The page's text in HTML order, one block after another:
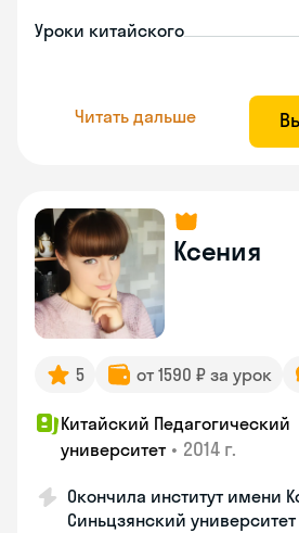
Уроки китайского
Читать дальше
Ксения
5 от 1590 ₽ за урок
Китайский Педагогический
университет • 2014 г.
Окончила институт имени
Синьцзянский университет